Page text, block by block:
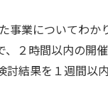
業についてわか
２時間以内の開催
結果を１週間以